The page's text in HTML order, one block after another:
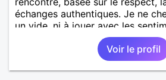
échanges authentiques. Je ne
un vide, ni à jouer avec les
soit. J'aimerais simplement
une personne avec qui partager
des moments de vie et, si le
construire une belle relation. En
Voir le profil